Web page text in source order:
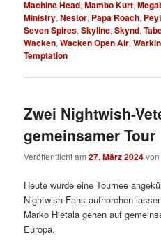
Machine Head,Mambo Kurt,
Ministry,Nestor, Papa Roach,
Seven Spires,Skyline,Skynd,
Wacken,Wacken Open Air,
Temptation
Zwei Nightwish-
gemeinsamer Tour
Veröffentlicht am27. März 2024
Heute wurde eine Tournee
Nightwish-Fans aufhorchen
Marko Hietala gehen auf
Europa.